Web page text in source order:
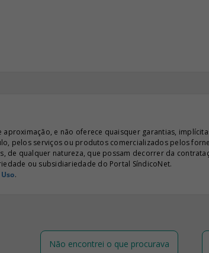
e não oferece quaisquer garantias,
pelos serviços ou produtos comercializados pelos
de qualquer natureza, que possam decorrer da
ou subsidiariedade do Portal SíndicoNet.
.
Não encontrei o que procurava